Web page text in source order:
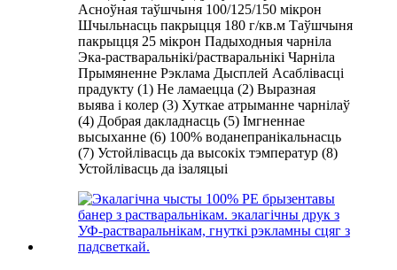
Асноўная таўшчыня 100/125/150 мікрон
Шчыльнасць пакрыцця 180 г/кв.м Таўшчыня
пакрыцця 25 мікрон Падыходныя чарніла
Эка-растваральнікі/растваральнікі Чарніла
Прымяненне Рэклама Дысплей Асаблівасці
прадукту (1) Не ламаецца (2) Выразная
выява і колер (3) Хуткае атрыманне чарнілаў
(4) Добрая дакладнасць (5) Імгненнае
высыханне (6) 100% воданепранікальнасць
(7) Устойлівасць да высокіх тэмператур (8)
Устойлівасць да ізаляцыі